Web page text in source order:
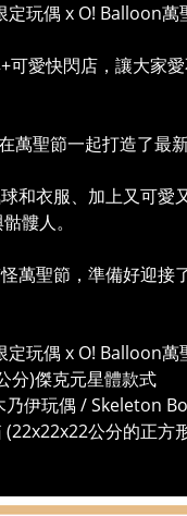
定玩偶 x O! Balloon萬
可愛快閃店，讓大家
萬聖節一起打造了最
和衣服、加上又可愛
髏人。
萬聖節，準備好迎接
定玩偶 x O! Balloon萬
分)傑克元星體款式
伊玩偶 / Skeleton
公分的正方